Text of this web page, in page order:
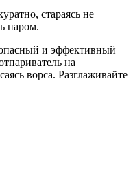
стараясь не
паром.
и эффективный
на
ворса. Разглаживайте